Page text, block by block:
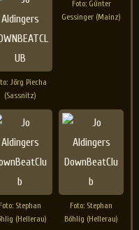
Jörg Piecha
(Sassnitz)
Foto: Günter
Gessinger (Mainz)
Foto: Stephan
(Hellerau)
Foto: Stephan
Böhlig (Hellerau)